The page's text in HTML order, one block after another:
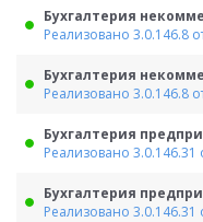
Бухгалтерия
Реализовано 3.0.146.8
Бухгалтерия
Реализовано 3.0.146.8
Бухгалтерия
Реализовано 3.0.146.31
Бухгалтерия
Реализовано 3.0.146.31